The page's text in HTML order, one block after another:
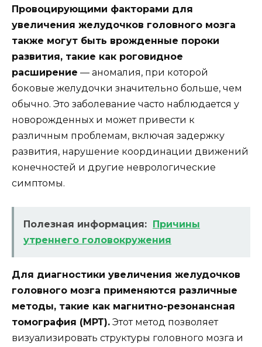
Провоцирующими факторами для
увеличения желудочков головного мозга
также могут быть врожденные пороки
развития, такие как роговидное
расширение — аномалия, при которой
боковые желудочки значительно больше, чем
обычно. Это заболевание часто наблюдается у
новорожденных и может привести к
различным проблемам, включая задержку
развития, нарушение координации движений
конечностей и другие неврологические
симптомы.
Полезная информация: Причины
утреннего головокружения
Для диагностики увеличения желудочков
головного мозга применяются различные
методы, такие как магнитно-резонансная
томография (МРТ). Этот метод позволяет
визуализировать структуры головного мозга и